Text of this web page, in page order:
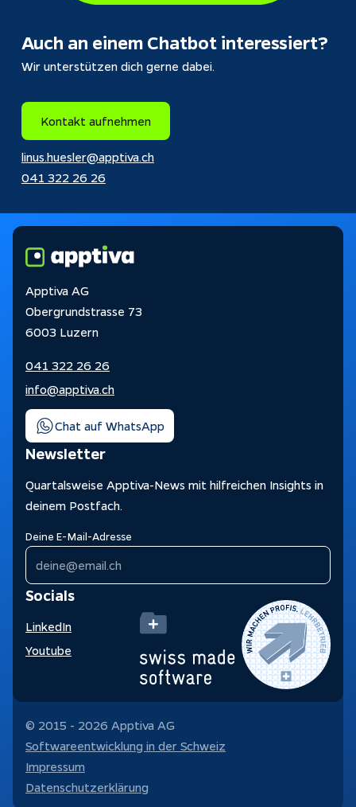
Auch an einem Chatbot interessiert?
Wir unterstützen dich gerne dabei.
Kontakt aufnehmen
linus.huesler@apptiva.ch
041 322 26 26
Apptiva AG
Obergrundstrasse 73
6003 Luzern
041 322 26 26
info@apptiva.ch
Chat auf WhatsApp
Newsletter
Quartalsweise Apptiva-News mit hilfreichen Insights in
deinem Postfach.
Deine E-Mail-Adresse
Socials
LinkedIn
Youtube
© 2015 - 2026 Apptiva AG
Softwareentwicklung in der Schweiz
Impressum
Datenschutzerklärung